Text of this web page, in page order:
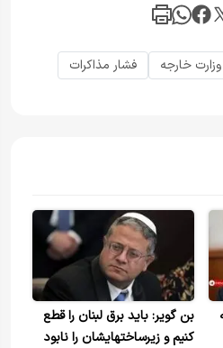
خارجه فشار مذاکرات
بن گویر: باید برق لبنان را قطع
کنیم و زیرساختهایشان را نابود